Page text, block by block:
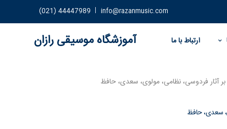
44447989 (021) info@razanmusic.com
آموزشگاه موسیقی رازان ارتباط با ما
آثار فردوسی، نظامی، مولوی، سعدی، حافظ
سعدی، حافظ